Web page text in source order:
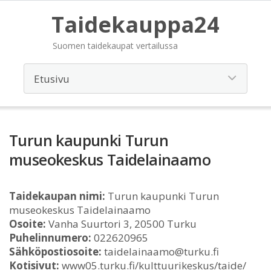
Taidekauppa24
Suomen taidekaupat vertailussa
Turun kaupunki Turun
museokeskus Taidelainaamo
Taidekaupan nimi: Turun kaupunki Turun
museokeskus Taidelainaamo
Osoite: Vanha Suurtori 3, 20500 Turku
Puhelinnumero: 022620965
Sähköpostiosoite: taidelainaamo@turku.fi
Kotisivut: www05.turku.fi/kulttuurikeskus/taide/